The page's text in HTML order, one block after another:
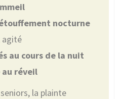
nocturne
agité
au cours de la nuit
au réveil
la plainte